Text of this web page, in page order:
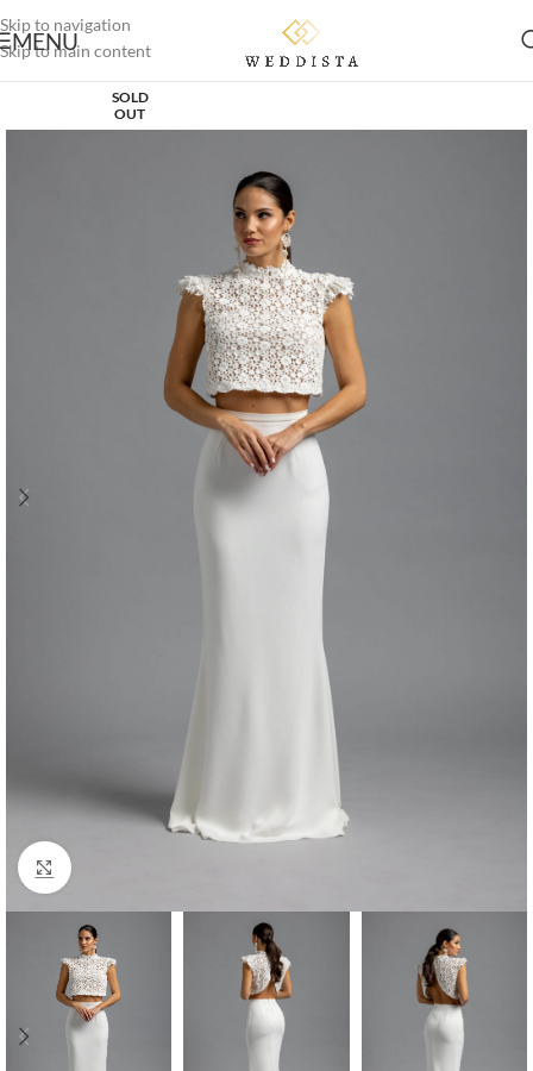
Skip to navigation
Skip to main content
MENU
SOLD
OUT
zum Vergrößern klicken